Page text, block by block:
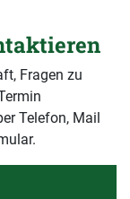
Fragen zu
Telefon, Mail